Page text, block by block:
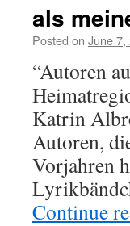
als
Posted on June 7,
“Autoren
Katrin
Autoren,
Vorjahren
Continue